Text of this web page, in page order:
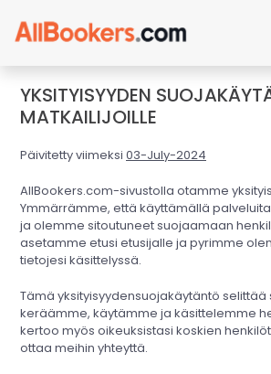
YKSITYISYYDEN
MATKAILIJOILLE
Päivitetty viimeksi 03-July-2024
AllBookers.com-sivustolla otamme
Ymmärrämme, että käyttämällä
ja olemme sitoutuneet suojaamaan
asetamme etusi etusijalle ja pyrimme
tietojesi käsittelyssä.
Tämä yksityisyydensuojakäytäntö selittää
keräämme, käytämme ja käsittelemme
kertoo myös oikeuksistasi koskien
ottaa meihin yhteyttä.